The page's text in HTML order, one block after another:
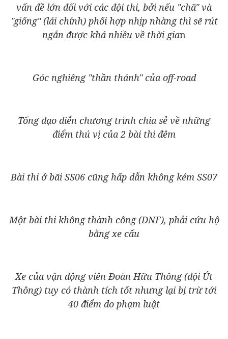
vấn đề lớn đối với các đội thi, bởi nếu "chã" và
"giống" (lái chính) phối hợp nhịp nhàng thì sẽ rút
ngắn được khá nhiều về thời gian
Góc nghiêng "thần thánh" của off-road
Tổng đạo diễn chương trình chia sẻ về những
điểm thú vị của 2 bài thi đêm
Bài thi ở bãi SS06 cũng hấp dẫn không kém SS07
Một bài thi không thành công (DNF), phải cứu hộ
bằng xe cẩu
Xe của vận động viên Đoàn Hữu Thông (đội Út
Thông) tuy có thành tích tốt nhưng lại bị trừ tới
40 điểm do phạm luật